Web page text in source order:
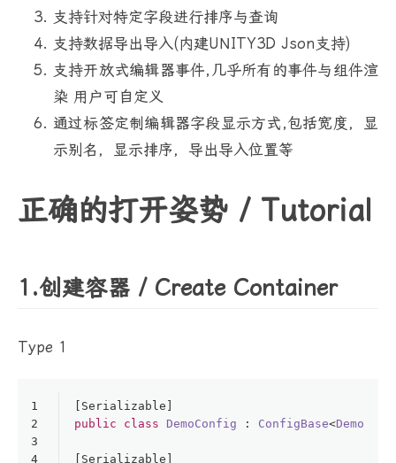
支持针对特定字段进行排序与查询
支持数据导出导入(内建UNITY3D Json支持)
支持开放式编辑器事件,几乎所有的事件与组件渲
染 用户可自定义
通过标签定制编辑器字段显示方式,包括宽度，显
示别名，显示排序，导出导入位置等
正确的打开姿势 / Tutorial
1.创建容器 / Create Container
Type 1
1
2
3
4
Serializable
public
class DemoConfig : ConfigBase<Demo
Serializable